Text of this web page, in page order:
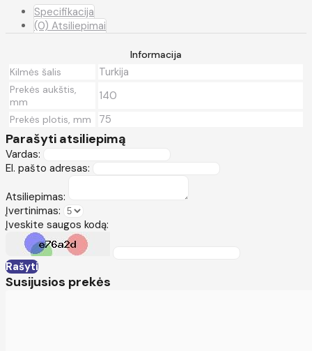
Specifikacija
(0) Atsiliepimai
Informacija
Kilmės šalis
Turkija
Prekės aukštis,
mm
140
Prekės plotis, mm 75
Parašyti atsiliepimą
Vardas:
El. pašto adresas:
Atsiliepimas:
Įvertinimas:
Įveskite saugos kodą:
Rašyti
Susijusios prekės